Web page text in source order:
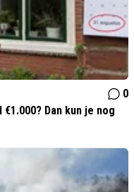
0
Dan kun je nog